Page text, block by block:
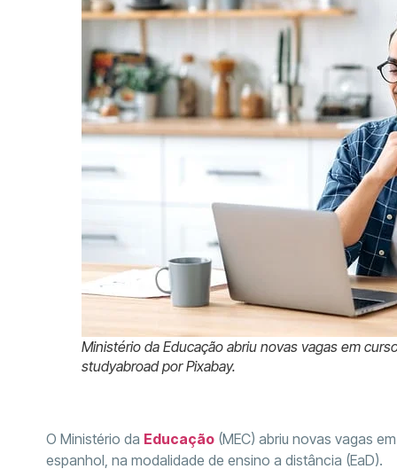
Ministério da Educação abriu novas vagas em
studyabroad por Pixabay.
O Ministério da Educação (MEC) abriu novas vagas
espanhol, na modalidade de ensino a distância (EaD).